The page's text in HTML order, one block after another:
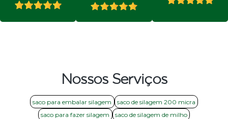
Nossos Serviços
saco para embalar silagem
saco de silagem 200 micra
saco para fazer silagem
saco de silagem de milho